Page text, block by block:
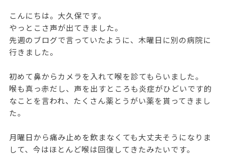
こんにちは。大久保です。
やっとこさ声が出てきました。
先週のブログで言っていたように、木曜日に別の病院に
行きました。
初めて鼻からカメラを入れて喉を診てもらいました。
喉も真っ赤だし、声を出すところも炎症がひどいです的
なことを言われ、たくさん薬とうがい薬を貰ってきまし
た。
月曜日から痛み止めを飲まなくても大丈夫そうになりま
して、今はほとんど喉は回復してきたみたいです。